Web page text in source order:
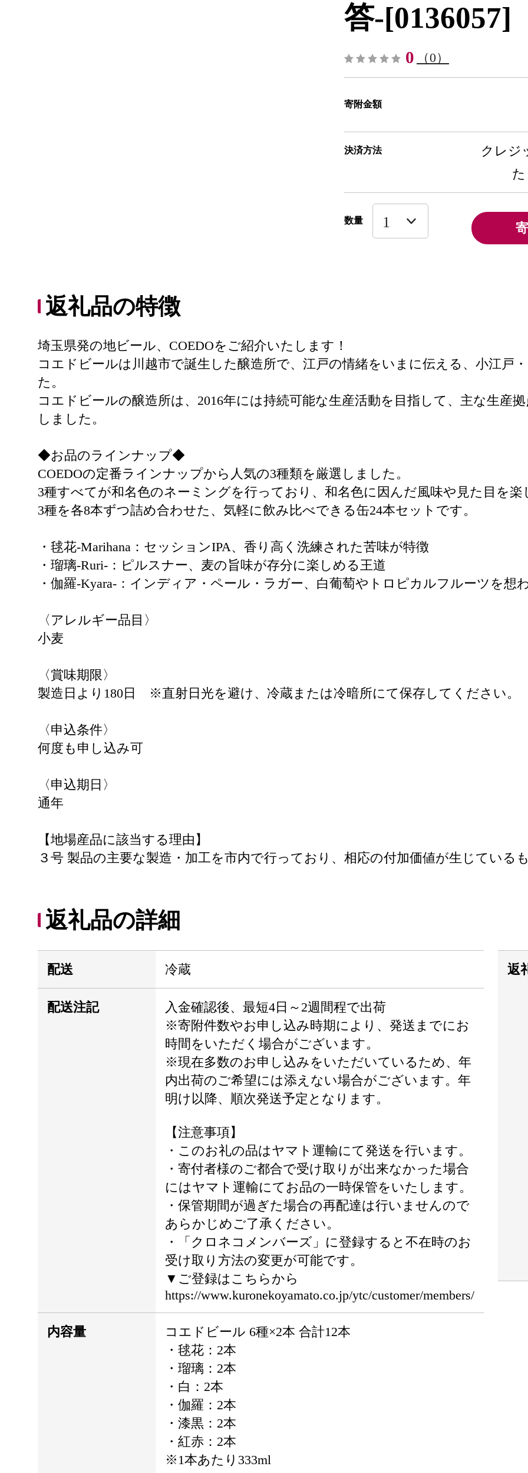
答-[0136057]
0 （0）
寄附金額
決済方法
クレジ
数量
返礼品の特徴
埼玉県発の地ビール、COEDOをご紹介いたします！
コエドビールは川越市で誕生した醸造所で、江戸の情緒をいまに伝える、小江戸
た。
コエドビールの醸造所は、2016年には持続可能な生産活動を目指して、主な生産
しました。
◆お品のラインナップ◆
COEDOの定番ラインナップから人気の3種類を厳選しました。
3種すべてが和名色のネーミングを行っており、和名色に因んだ風味や見た目を楽
3種を各8本ずつ詰め合わせた、気軽に飲み比べできる缶24本セットです。
・毬花-Marihana：セッションIPA、香り高く洗練された苦味が特徴
・瑠璃-Ruri-：ピルスナー、麦の旨味が存分に楽しめる王道
・伽羅-Kyara-：インディア・ペール・ラガー、白葡萄やトロピカルフルーツを想
〈アレルギー品目〉
小麦
〈賞味期限〉
製造日より180日 ※直射日光を避け、冷蔵または冷暗所にて保存してください。
〈申込条件〉
何度も申し込み可
〈申込期日〉
通年
【地場産品に該当する理由】
３号 製品の主要な製造・加工を市内で行っており、相応の付加価値が生じている
返礼品の詳細
配送 冷蔵
配送注記
入金確認後、最短4日～2週間程で出荷
※寄附件数やお申し込み時期により、発送までにお
時間をいただく場合がございます。
※現在多数のお申し込みをいただいているため、年
内出荷のご希望には添えない場合がございます。年
明け以降、順次発送予定となります。
【注意事項】
・このお礼の品はヤマト運輸にて発送を行います。
・寄付者様のご都合で受け取りが出来なかった場合
にはヤマト運輸にてお品の一時保管をいたします。
・保管期間が過ぎた場合の再配達は行いませんので
あらかじめご了承ください。
・「クロネコメンバーズ」に登録すると不在時のお
受け取り方法の変更が可能です。
▼ご登録はこちらから
https://www.kuronekoyamato.co.jp/ytc/customer/members/
内容量
コエドビール 6種×2本 合計12本
・毬花：2本
・瑠璃：2本
・白：2本
・伽羅：2本
・漆黒：2本
・紅赤：2本
※1本あたり333ml
返